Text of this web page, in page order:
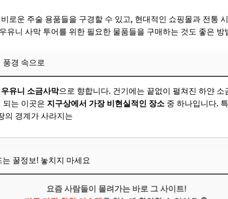
로운 주술 용품들을 구경할 수 있고, 현대적인 쇼핑몰과 전통
유니 사막 투어를 위한 필요한 물품들을 구매하는 것도 좋은 방
풍경 속으로
우유니 소금사막으로 향합니다. 건기에는 끝없이 펼쳐진 하얀
되는 이곳은 지구상에서 가장 비현실적인 장소 중 하나입니다.
의 경계가 사라지는
는 꿀정보! 놓치지 마세요
요즘 사람들이 몰려가는 바로 그 사이트!